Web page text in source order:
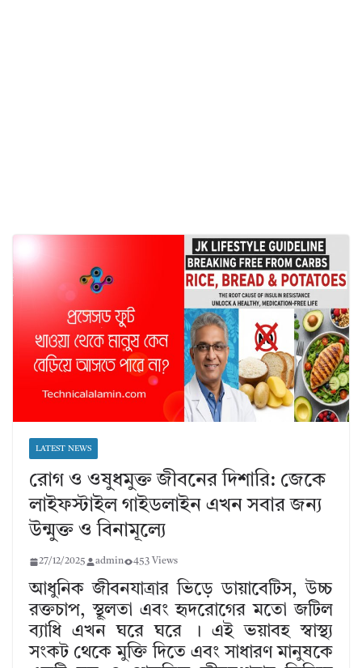
LATEST NEWS
রোগ ও ওষুধমুক্ত জীবনের দিশারি: জেকে
লাইফস্টাইল গাইডলাইন এখন সবার জন্য
উন্মুক্ত ও বিনামূল্যে
27/12/2025 admin 453 Views
আধুনিক জীবনযাত্রার ভিড়ে ডায়াবেটিস, উচ্চ
রক্তচাপ, স্থূলতা এবং হৃদরোগের মতো জটিল
ব্যাধি এখন ঘরে ঘরে
। এই ভয়াবহ স্বাস্থ্য
সংকট থেকে মুক্তি দিতে এবং সাধারণ মানুষকে